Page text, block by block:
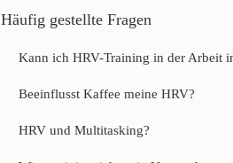
Häufig gestellte Fragen
Kann ich HRV-Training in der Arbeit
Beeinflusst Kaffee meine HRV?
HRV und Multitasking?